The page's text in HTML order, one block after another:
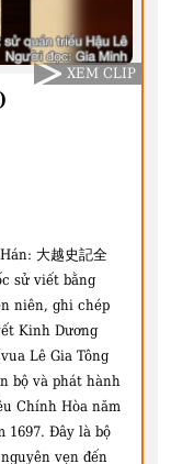
大越史記全
sử viết bằng
niên, ghi chép
Kinh Dương
Lê Gia Tông
bộ và phát hành
Chính Hòa năm
1697. Đây là bộ
vẹn đến
XEM CLIP